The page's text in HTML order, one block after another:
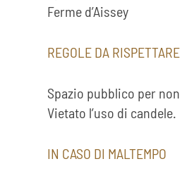
Ferme d’Aissey
REGOLE DA RISPETTARE
Spazio pubblico per
Vietato l’uso di candele.
IN CASO DI MALTEMPO